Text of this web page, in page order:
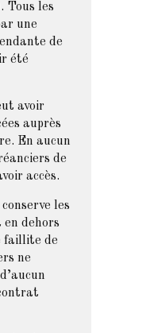
Tous les
une
de
été
avoir
auprès
En aucun
de
accès.
les
dehors
faillite de
ne